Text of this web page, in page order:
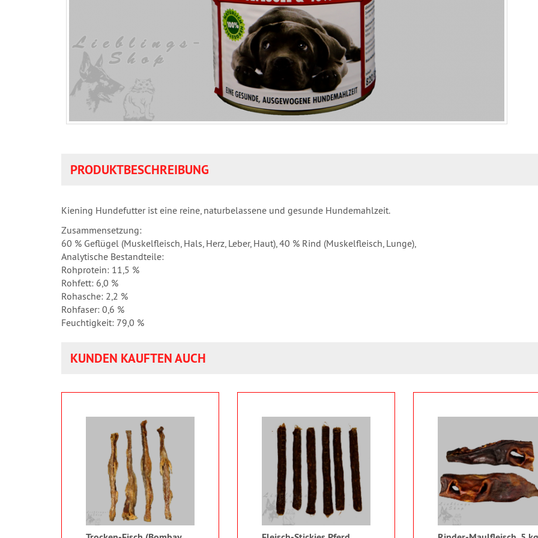
PRODUKTBESCHREIBUNG
Kiening Hundefutter ist eine reine, naturbelassene und gesunde Hundemahlzeit.
Zusammensetzung:
60 % Geflügel (Muskelfleisch, Hals, Herz, Leber, Haut), 40 % Rind (Muskelfleisch, Lunge),
Analytische Bestandteile:
Rohprotein: 11,5 %
Rohfett: 6,0 %
Rohasche: 2,2 %
Rohfaser: 0,6 %
Feuchtigkeit: 79,0 %
KUNDEN KAUFTEN AUCH